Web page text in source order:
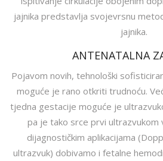
jajnika predstavlja svojevrsnu
jajnika.
ANTENATALNA
Pojavom novih, tehnološki
moguće je rano otkriti trudnoću.
tjedna gestacije moguće je
pa je tako srce prvi ultrazvukom
dijagnostičkim aplikacijama
ultrazvuk) dobivamo i fetalne